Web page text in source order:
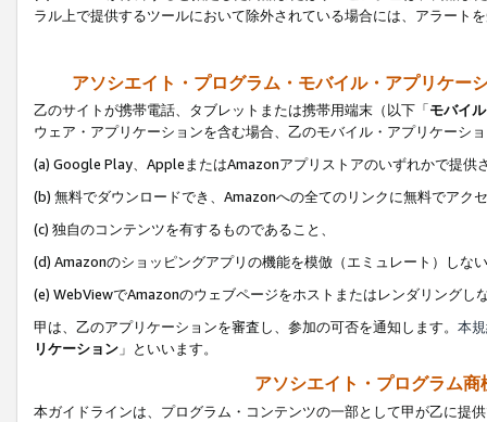
ラル上で提供するツールにおいて除外されている場合には、アラート
アソシエイト・プログラム・モバイル・アプリケー
乙のサイトが携帯電話、タブレットまたは携帯用端末（以下「モバイ
ウェア・アプリケーションを含む場合、乙のモバイル・アプリケーシ
(a) Google Play、AppleまたはAmazonアプリストアのいずれかで提供
(b) 無料でダウンロードでき、Amazonへの全てのリンクに無料でアク
(c) 独自のコンテンツを有するものであること、
(d) Amazonのショッピングアプリの機能を模倣（エミュレート）しな
(e) WebViewでAmazonのウェブページをホストまたはレンダリングし
甲は、乙のアプリケーションを審査し、参加の可否を通知します。 本
リケーション 」といいます。
アソシエイト・プログラム
本ガイドラインは、プログラム・コンテンツの一部として甲が乙に提